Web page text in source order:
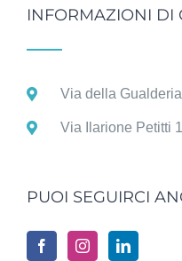
INFORMAZIONI DI
Via della
Via Ilarione Petitti
PUOI SEGUIRCI